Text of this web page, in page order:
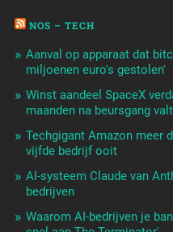
NOS – TECH
Aanval op apparaat dat
miljoenen euro's gestolen'
Winst aandeel SpaceX
maanden na beursgang
Techgigant Amazon meer
vijfde bedrijf ooit
AI-systeem Claude van
bedrijven
Waarom AI-bedrijven je